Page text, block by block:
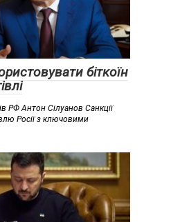
біткоїн
РФ Антон Сілуанов Санкції
Росії з ключовими